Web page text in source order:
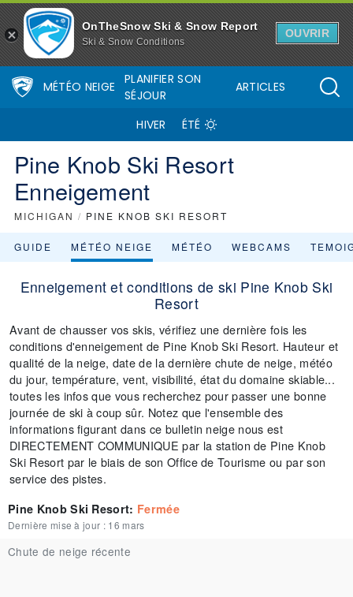
OnTheSnow Ski & Snow Report
Ski & Snow Conditions
OUVRIR
MÉTÉO NEIGE
PLANIFIER SON
SÉJOUR
ARTICLES
HIVER ÉTÉ
Pine Knob Ski Resort
Enneigement
MICHIGAN / PINE KNOB SKI RESORT
GUIDE MÉTÉO NEIGE MÉTÉO WEBCAMS
Enneigement et conditions de ski Pine Knob Ski
Resort
Avant de chausser vos skis, vérifiez une dernière fois les
conditions d'enneigement de Pine Knob Ski Resort. Hauteur et
qualité de la neige, date de la dernière chute de neige, météo
du jour, température, vent, visibilité, état du domaine skiable...
toutes les infos que vous recherchez pour passer une bonne
journée de ski à coup sûr. Notez que l'ensemble des
informations figurant dans ce bulletin neige nous est
DIRECTEMENT COMMUNIQUE par la station de Pine Knob
Ski Resort par le biais de son Office de Tourisme ou par son
service des pistes.
Pine Knob Ski Resort: Fermée
Dernière mise à jour : 16 mars
Chute de neige récente